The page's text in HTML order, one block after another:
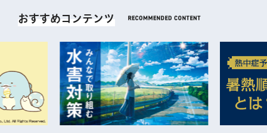
おすすめコンテンツ